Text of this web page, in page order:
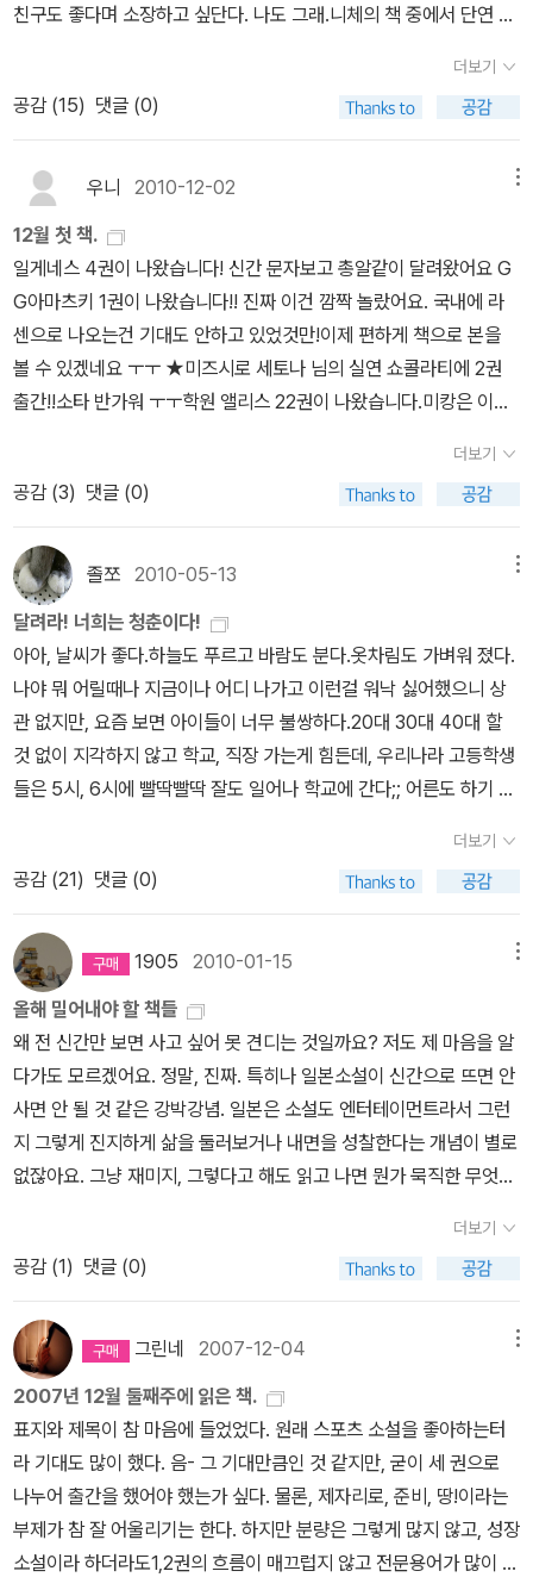
친구도 좋다며 소장하고 싶단다. 나도 그래.니체의 책 중에서 단연 유
갔을 때 펭귄클래식 책을 찾아보니 재고가 없는 듯 보이지 않았다.아
무래도 인터넷으로 사야할것 같다.원서를 샀는데, 읽기가 버겁다.번
역판을 먼저 읽어보고 다시 도전!같이 읽어보고 싶은 책은 마이클 샌
델의 '왜 도덕인가?'이다.마이클 샌델의 첫 책은 생명의 윤리를 말하
있지만 다소 공감하기 힘든 부분도 제법 있었다. 특히 자신의 주장에
대한 반박에 대해 반박을 할때 설득력이 조금 떨어지지 않았나라는
생각이 든다.씨앗의 위대함을 비롯해 씨앗에 관련된 과학적인 이야기
를 해준다.앞부분을 조금 읽어봤는데, 생각보다 꽤나 씨앗에 관해 과
학적으로 서술을 많이 했다.제목에서도 알 수 있듯이 진짜 인간과뇌
에 관한 과학적인 보고서이다.본책역시 앞부분을 읽어보았는데 무척
이나 과학서적스럽다.사실을 바탕으로 한 정보의 나열이라고 할까.생
각보다 잘 읽히지 않았는데 챕터별로 나눠져있어서 그나마 나은지도
이 다르더라.개정판이라고 되어는 있어 그냥 표지가 바뀌고 가격만
올랐겠지라고 생각했는데 아니었다.이 책은 지금 읽는 책들 다 읽으
면 사서 볼 생각!.그전에 구판도 한번 읽어봐야겠다.책을 보기 전에 다
큐멘터리부터 구해서 보던지 해야겠다.꽤나 신랄하게 비판하고 있다.
세금이나 현 정부의 정책에 대해 궁금하신 분들은 재밌게 읽을 수 있
을 듯.저자는 기자로 일했다고 하는데, 여기서는 오직 사실을 전하기
보다는 자신의 생각도 많이 있는 듯 하다. 물론 앞부분 조금밖에 읽어
보지 않았지만.2부가 나올예정이라고 한다.저번주 일요일, 서점에 갔
던가. 다 읽지 않아서 자신도 잘 모르겠다고 했다.재미있는지 술술 읽
는 모습을 보았다.다 읽고 나서 물어봐야지.친구가 신경숙의 엄마를
부탁해를 사기전에 고민하던 책이다기욤 뮈소의 종이여자.나도 집에
한권 가지고는 있는데, 읽다가 덮었던 기억이 난다. 다시 읽으면 재밌
을려나.친구는 좀 읽어보더니, 미묘하다는 표정을 짓고 다음에 사야
겠다고 말했었다.새삼 기욤 뮈소의 책이 많이 번역되어 나왔음을 느
낀다.가지고 있는 책은 '사랑을 찾아 돌아오다.'이다.'구해줘'가 가장
유명하지 않나라고 생각한다.반값 할인 하길래 지난달에 1권 사서 봤
는데, 너무 재밌었다.리오우를 재밌게 읽어서 다른 작품도 읽고 싶어
졌다다른책들을 읽어보신 분들의 말에 의하면 읽기 힘들다고.리오우
는 무척이나 잘 넘어가는 편이라고 한다.하지만 본인은 읽어보지 않
아 아직 뭐라 할 수 없다.최근에 나온 조시. 실제로 보니 참 예뻤다.황
아 조시나 마크스의 산부터 읽을 생각이다.미야메 미유키님의 신간이
나왔다.아니, 나올거다.서점에 가니 이상하게 없더라. 예약판매중이
었네.책갈피 6종 준다고 한다. 흐윽. ... 제 2막은 늘 표지만 봐도 구매
욕구가 상승되는데!! 이런 ...일단 외딴집을 요번달 안에 살생각이다.
얼간이는 고민중. 한번 살펴보고 싶은 책들.김연수, 김중혁, 나희덕 등
한국 문단을 이끄는 11인이 낯선 땅을 여행하면서 보고 듣고 느낀 이
야기를 색다른 시각으로 써 냈다. 이 책은 문인들의 문학, 즉 글의 근
간이 된 특별하고 소중한 여행을 다루고 있다. 나 자신을 재발견하기
위해 떠난다고 말했던 괴테의 여행에서도 볼 수 있는 자아를 발견하
더보기
공감 (15) 댓글 (0)
우니 2010-12-02
12월 첫 책.
일게네스 4권이 나왔습니다! 신간 문자보고 총알같이 달려왔어요 G
G아마츠키 1권이 나왔습니다!! 진짜 이건 깜짝 놀랐어요. 국내에 라
센으로 나오는건 기대도 안하고 있었것만!이제 편하게 책으로 본을
볼 수 있겠네요 ㅜㅜ ★미즈시로 세토나 님의 실연 쇼콜라티에 2권
출간!!소타 반가워 ㅜㅜ학원 앨리스 22권이 나왔습니다.미캉은 이제
더보기
공감 (3) 댓글 (0)
졸쪼 2010-05-13
달려라! 너희는 청춘이다!
아아, 날씨가 좋다.하늘도 푸르고 바람도 분다.옷차림도 가벼워 졌다.
나야 뭐 어릴때나 지금이나 어디 나가고 이런걸 워낙 싫어했으니 상
관 없지만, 요즘 보면 아이들이 너무 불쌍하다.20대 30대 40대 할
것 없이 지각하지 않고 학교, 직장 가는게 힘든데, 우리나라 고등학생
들은 5시, 6시에 빨딱빨딱 잘도 일어나 학교에 간다;; 어른도 하기 힘
다;;하긴, 나도 뭐 그런 한 때를 지나 이렇게 살고 있지만 이제 제 3자
의 입장에서 보면 안타깝기 그지없다.그래서, 오늘의 페이퍼 주제는
바로!!!달려라!! 너희는 청춘이다!!고등학교에 다니는 동생이 있으면
반드시 반드시 읽어보라고 추천하고 싶은 책들이다.나름 책을 열심히
읽는다고 생각했는데 청춘소설이 몇 없어서;;; 그래도 제일 좋아하는
장르가 청춘, 성장소설인데;;; 막상 쓰려하니 이정도;;ㅎㅎㅎㅎ청춘 소
설은세 부류로 나뉜다.1. 상큼하고 팔딱팔딱 뛰는 청춘2. 어이없는 청
춘3. 온갖 고난과 역경을 극복하는 초 우울모드의 청춘그러나 가끔
예외도 있다. 가령 69같은 바보같은(?) 청춘;;;ㅎ나는 어떤 청춘을 지
내왔냐 하면 그야말로 평범했다.아침 5시 40분에 일어나 6시 50분
까지 등교를 하고, 1시까지 독서실에 있다가 2시쯤 잠이 드는 고등학
교 시절, 멋모르고 이젠 다 끝났으니 대놓고 놀아보자! 해서 B와 C가
난무했던 대학교 1, 2학년. 내 인생에서 가장 빛났었어야 할 시절은
나왔던가.'어차피 그렇게 살 바에야 좀 더 바보같은 짓을 했었어야 했
어!'아아, 어째서 세상은 바보같이 사는법을 가르쳐 주지 않았던 것일
까ㅜ,.ㅠ어쨌든, 이야기가 옆으로 새기는 했는데, 지금 청춘을 보내고
있다면, 혹은 청춘을 보내는 사람이 곁에 있다면 한 번 쯤 스스로에게,
친구들에게 추천해 줘도 좋을 책 들이다.1. 상큼상큼 발랄 팔딱팔딱,
그야말로 요동치는 청춘요시다 슈이치의 작품 중 가장 좋아하는 소설
이다. 몇 번을 읽어도 감동의 눈물이 멈추지 않는,청춘소설의 본보기
를 보여주는 작품. 요시다 슈이치의 초기작이다. 수영부 주장인 료우
더보기
공감 (21) 댓글 (0)
1905 2010-01-15
올해 밀어내야 할 책들
왜 전 신간만 보면 사고 싶어 못 견디는 것일까요? 저도 제 마음을 알
다가도 모르겠어요. 정말, 진짜. 특히나 일본소설이 신간으로 뜨면 안
사면 안 될 것 같은 강박강념. 일본은 소설도 엔터테이먼트라서 그런
지 그렇게 진지하게 삶을 둘러보거나 내면을 성찰한다는 개념이 별로
없잖아요. 그냥 재미지, 그렇다고 해도 읽고 나면 뭔가 묵직한 무엇인
이긴 하지만 완전한 엔터테이먼트의 요소는삼류 소설의 주된 구성이
니깐요. 그리고 작가라면 자신의 작품에 어느 정도재미 풀러스 문학
적인 요소도 존재하게금 쓸 수 밖에 없겠죠. 그런데 저한테 문제는 그
재미나다는 일본소설도 사다 놓고 쌓여있다는 사실. 읽어야지 하면서
벌써 그게 몇 년이 넘도록 읽지 않고 있는 소설이 책장에 그득하다는
사실. 그 책을 보면 이런 생각이 드는 것은 어쩔 수 없어요. 지금 산다
면 할인이라도 많이 받았을텐데..하고 말이에요.전 이 아줌씨으 마크
스의 산도 가지고 있는데, 아직도 안 읽고 있다는 흑흑. 남들은 저 작
품 왜 나오지 않냐며 난리더만. 가지고 있는 나는 뭔지, 참.그래서 이
번참에 가오루 여사의 집에 있는 책을 다 읽으려고 작정하고 있어요.
그런데 말이죠. 어느 출판사에서 그녀의 대표작 <석양에 빛나는 감>
더보기
공감 (1) 댓글 (0)
그린네 2007-12-04
2007년 12월 둘째주에 읽은 책.
표지와 제목이 참 마음에 들었었다. 원래 스포츠 소설을 좋아하는터
라 기대도 많이 했다. 음- 그 기대만큼인 것 같지만, 굳이 세 권으로
나누어 출간을 했어야 했는가 싶다. 물론, 제자리로, 준비, 땅!이라는
부제가 참 잘 어울리기는 한다. 하지만 분량은 그렇게 많지 않고, 성장
소설이라 하더라도1,2권의 흐름이 매끄럽지 않고 전문용어가 많이 등